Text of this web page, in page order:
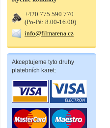
+420 775 590 770
(Po-Pá: 8.00-16.00)
info@filmarena.cz
Akceptujeme tyto druhy
platebních karet: